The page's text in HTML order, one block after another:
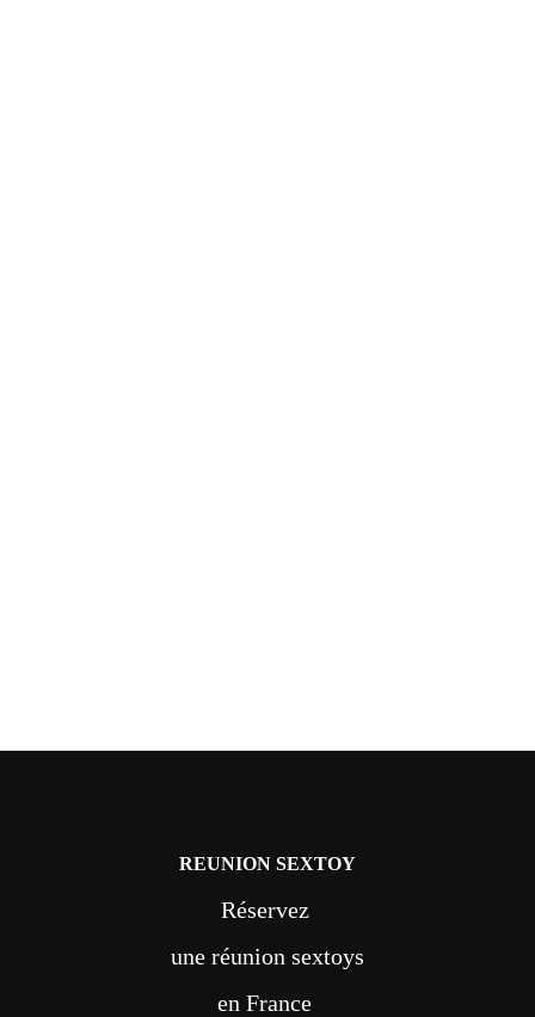
REUNION SEXTOY
Réservez
une réunion sextoys
en France